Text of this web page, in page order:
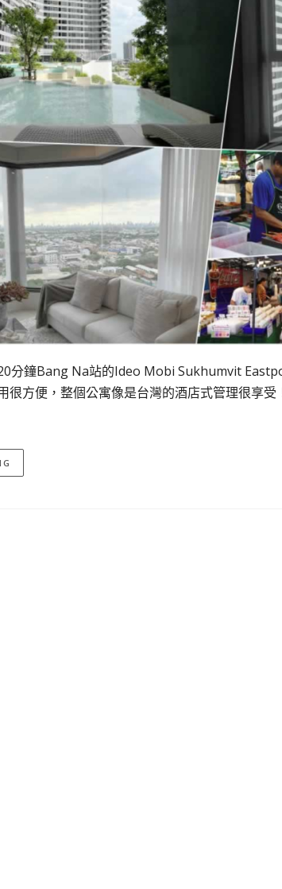
分鐘Bang Na站的Ideo Mobi Sukhumvit
很方便，整個公寓像是台灣的酒店式管理很享